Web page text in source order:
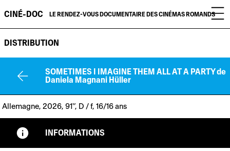
CINÉ-DOC LE RENDEZ-VOUS DOCUMENTAIRE DES CINÉMAS ROMANDS
DISTRIBUTION
SOMETIMES I IMAGINE THEM ALL AT A PARTYde
Daniela Magnani Hüller
Allemagne, 2026, 91'’, D / f, 16/16 ans
INFORMATIONS